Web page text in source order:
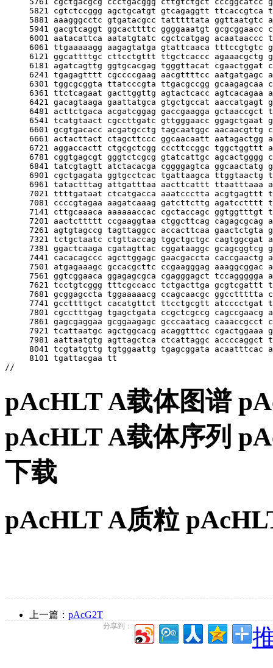
pAcHLT A载体图谱
pAcHLT A载体序列
下载
pAcHLT A质粒
上一篇： pAcG2T
分享到：